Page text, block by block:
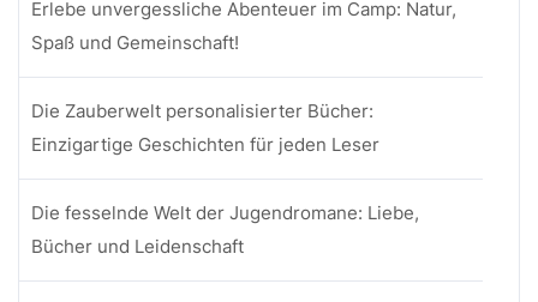
Erlebe unvergessliche Abenteuer im Camp: Natur,
Spaß und Gemeinschaft!
Die Zauberwelt personalisierter Bücher:
Einzigartige Geschichten für jeden Leser
Die fesselnde Welt der Jugendromane: Liebe,
Bücher und Leidenschaft